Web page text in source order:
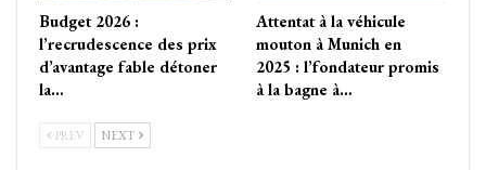
Budget 2026 :
l’recrudescence des prix
d’avantage fable détoner
la…
Attentat à la véhicule
mouton à Munich en
2025 : l’fondateur promis
à la bagne à…
PREV NEXT